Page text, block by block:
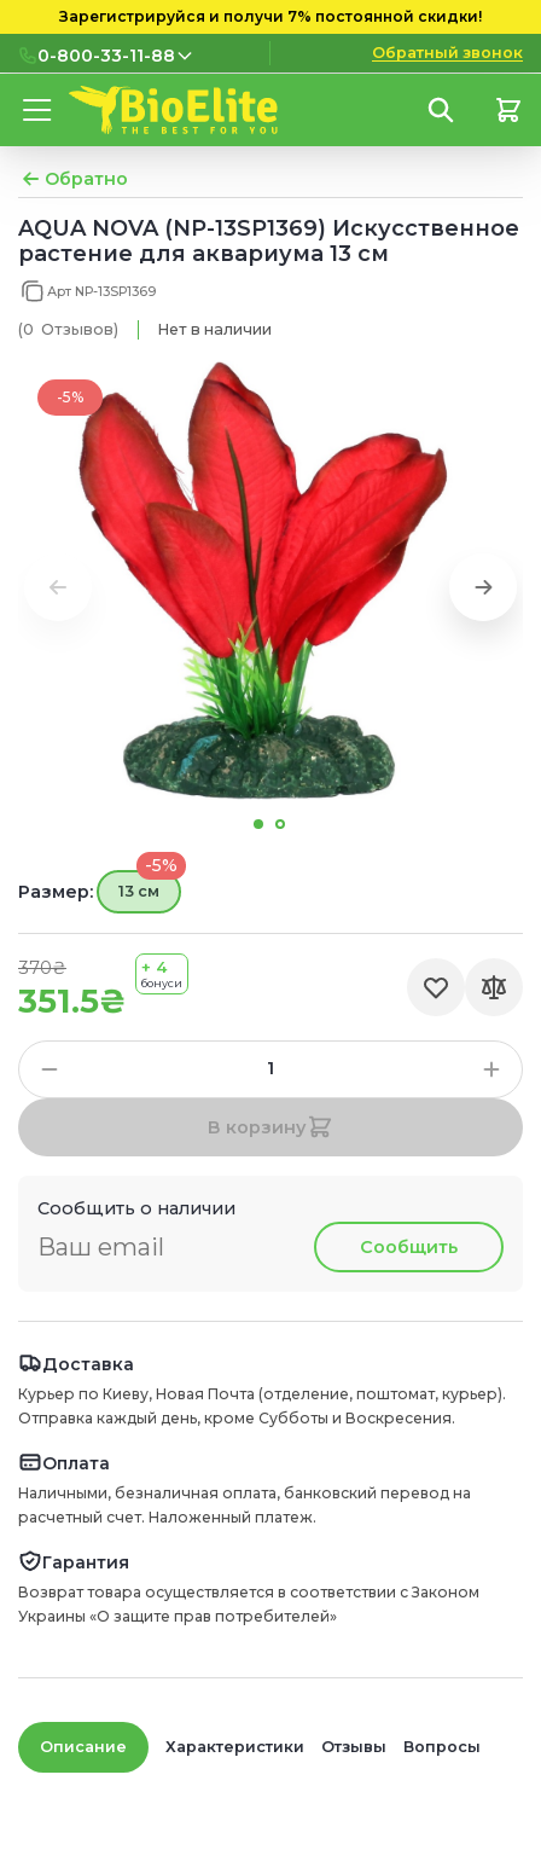
Зарегистрируйся и получи 7% постоянной скидки!
0-800-33-11-88
0-800-33-11-88
мобильных номеров
(097) 133 11 88
(095) 133 11 88
Обратный звонок
Обратно
AQUA NOVA (NP-13SP1369) Искусственное
растение для аквариума 13 см
Арт NP-13SP1369
(0 Отзывов) Нет в наличии
-5%
351.5₴
370₴ + 4
бонуси
Размер:
-5%
13 см
В корзину
Сообщить о наличии
Сообщить
Доставка
Курьер по Киеву, Новая Почта (отделение, поштомат, курьер).
Отправка каждый день, кроме Субботы и Воскресения.
Оплата
Наличными, безналичная оплата, банковский перевод на
расчетный счет. Наложенный платеж.
Гарантия
Возврат товара осуществляется в соответствии с Законом
Украины «О защите прав потребителей»
Описание Характеристики Отзывы Вопросы